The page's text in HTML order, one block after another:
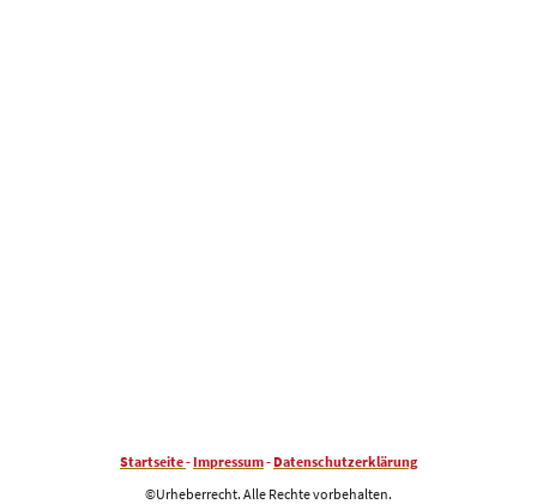
Startseite- Impressum- Datenschutzerklärung
©Urheberrecht. Alle Rechte vorbehalten.